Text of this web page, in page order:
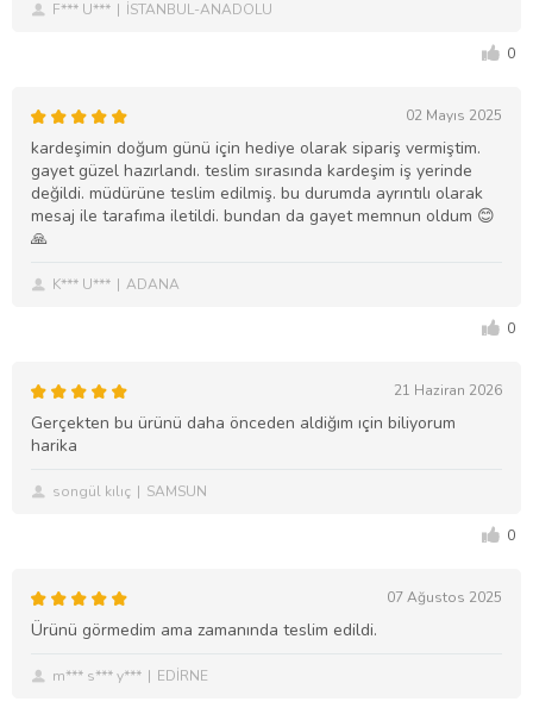
F*** U*** İSTANBUL-ANADOLU
0
02 Mayıs 2025
kardeşimin doğum günü için hediye olarak sipariş vermiştim.
gayet güzel hazırlandı. teslim sırasında kardeşim iş yerinde
değildi. müdürüne teslim edilmiş. bu durumda ayrıntılı olarak
mesaj ile tarafıma iletildi. bundan da gayet memnun oldum 😊
🙏
K*** U*** ADANA
0
21 Haziran 2026
Gerçekten bu ürünü daha önceden aldiğım ıçin biliyorum
harika
songül kılıç SAMSUN
0
07 Ağustos 2025
Ürünü görmedim ama zamanında teslim edildi.
m*** s*** y*** EDİRNE